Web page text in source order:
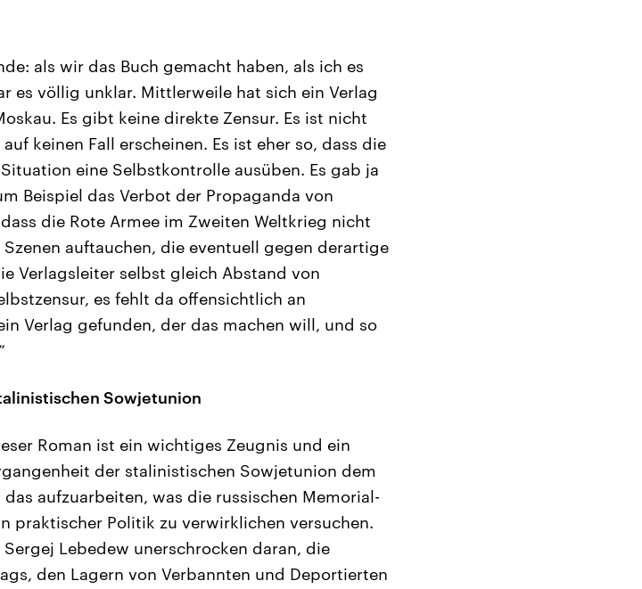
als wir das Buch gemacht haben, als ich es
es völlig unklar. Mittlerweile hat sich ein Verlag
Es gibt keine direkte Zensur. Es ist nicht
keinen Fall erscheinen. Es ist eher so, dass die
eine Selbstkontrolle ausüben. Es gab ja
Beispiel das Verbot der Propaganda von
die Rote Armee im Zweiten Weltkrieg nicht
auftauchen, die eventuell gegen derartige
Verlagsleiter selbst gleich Abstand von
es fehlt da offensichtlich an
Verlag gefunden, der das machen will, und so
Sowjetunion
Roman ist ein wichtiges Zeugnis und ein
der stalinistischen Sowjetunion dem
aufzuarbeiten, was die russischen Memorial-
praktischer Politik zu verwirklichen versuchen.
Lebedew unerschrocken daran, die
den Lagern von Verbannten und Deportierten